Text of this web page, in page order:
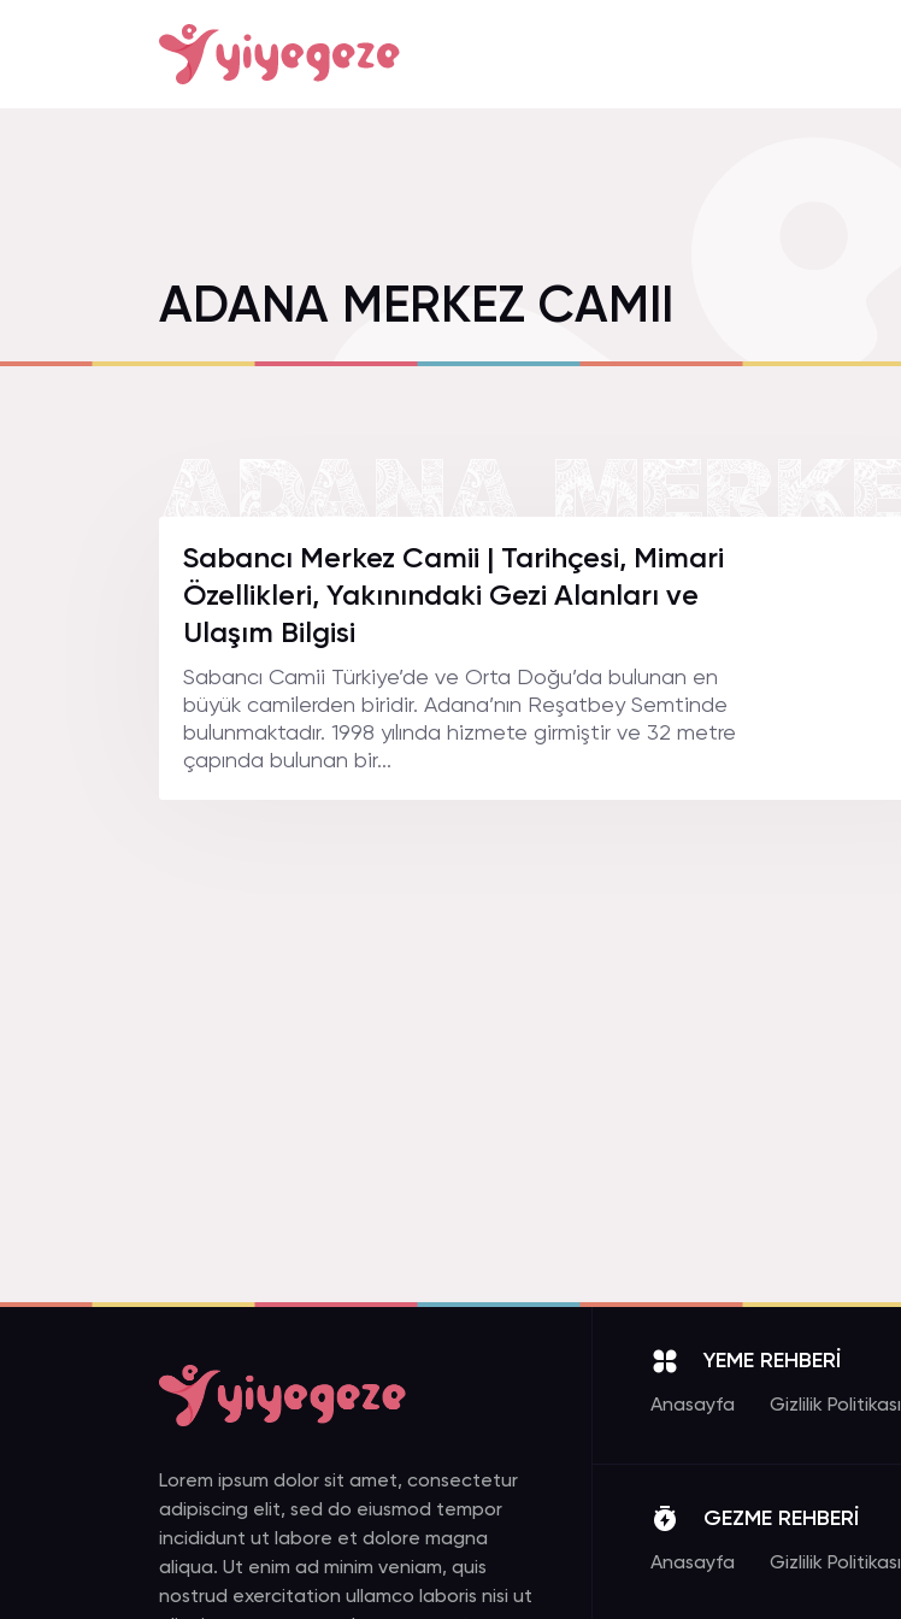
ADANA MERKEZ CAMII
Sabancı Merkez Camii | Tarihçesi, Mimari
Özellikleri, Yakınındaki Gezi Alanları ve
Ulaşım Bilgisi
Sabancı Camii Türkiye’de ve Orta Doğu’da bulunan en
büyük camilerden biridir. Adana’nın Reşatbey Semtinde
bulunmaktadır. 1998 yılında hizmete girmiştir ve 32 metre
çapında bulunan bir...
Lorem ipsum dolor sit amet, consectetur
adipiscing elit, sed do eiusmod tempor
incididunt ut labore et dolore magna
aliqua. Ut enim ad minim veniam, quis
nostrud exercitation ullamco laboris nisi ut
YEME REHBERİ
Anasayfa Gizlilik Politikası
GEZME REHBERİ
Anasayfa Gizlilik Politikası